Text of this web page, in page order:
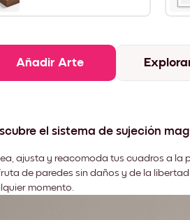
Añadir Arte
el sistema de sujeción
ajusta y reacomoda tus cuadros a la
de paredes sin daños y de la
momento.